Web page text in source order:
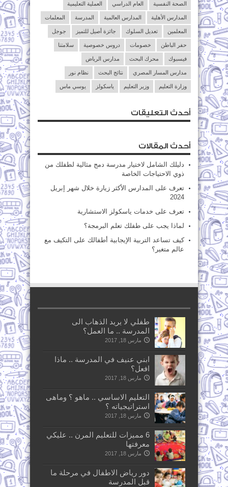
الصحة النفسية العام الدراسي العملية التعليمية
المدارس الأهلية المدارس العالمية المدرسة المعلمات
المعلمين تعديل السلوك جائزة أصيل للتميز جوجل
حفر الباطن خصومات دروس خصوصية سلامتنا
فيسبوك محرك البحث مدارس الرياض
مدارس المسار المصري نتائج البحث نظام نور
وزارة التعليم وزير التعليم ياسكولز يوسي ماس
أحدث التعليقات
أحدث المقالات
دليلك الشامل لاختيار مدرسة دمج مثالية لطفلك من
ذوي الاحتياجات الخاصة
تعرف على المدارس الأكثر زيارة خلال شهر إبريل
2024
تعرف على خدمات ياسكولز الاستشارية
لماذا يجب على طفلك تعلم البرمجة؟
كيف تساعد التربية الإيجابية أطفالك على التكيف مع
عالم متغير؟
طفلي لا يريد الذهاب الى
المدرسة .. ما العمل؟
مارس 18, 2017
ابني عنيف في المدرسة .. ماذا
افعل؟
مارس 18, 2017
التعليم الاساسي .. ماهو ؟ وماهى
استراتيجياته ؟
مارس 18, 2017
6 مميزات للتعليم المرن .. عليكي
معرفتها
مارس 18, 2017
دور رياض الاطفال في مرحلة ما
قبل المدرسة